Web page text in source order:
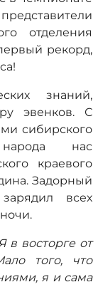
отделения
рекорд,
знаний,
эвенков. С
сибирского
народа нас
краевого
Задорный
всех
в восторге от
того, что
я и сама